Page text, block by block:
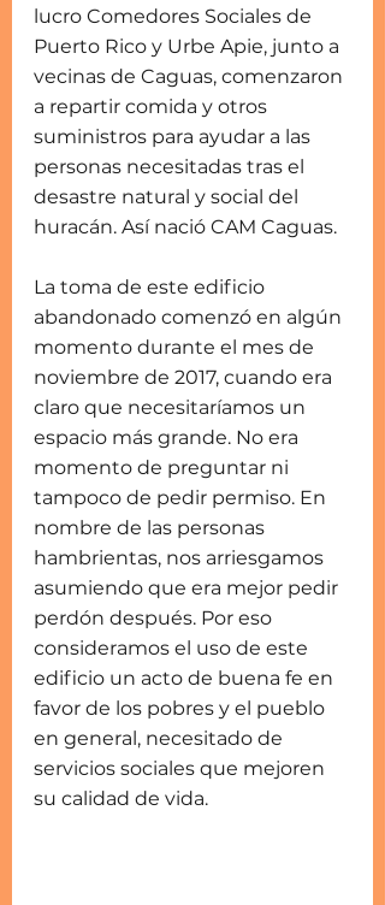
lucro Comedores Sociales de
Puerto Rico y Urbe Apie, junto a
vecinas de Caguas, comenzaron
a repartir comida y otros
suministros para ayudar a las
personas necesitadas tras el
desastre natural y social del
huracán. Así nació CAM Caguas.
La toma de este edificio
abandonado comenzó en algún
momento durante el mes de
noviembre de 2017, cuando era
claro que necesitaríamos un
espacio más grande. No era
momento de preguntar ni
tampoco de pedir permiso. En
nombre de las personas
hambrientas, nos arriesgamos
asumiendo que era mejor pedir
perdón después. Por eso
consideramos el uso de este
edificio un acto de buena fe en
favor de los pobres y el pueblo
en general, necesitado de
servicios sociales que mejoren
su calidad de vida.